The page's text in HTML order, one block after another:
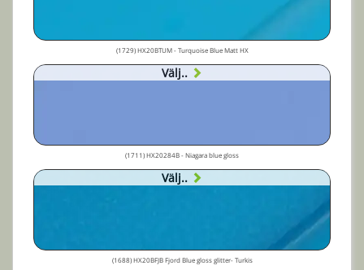
(1729) HX20BTUM - Turquoise Blue Matt HX
Välj..
(1711) HX20284B - Niagara blue gloss
Välj..
(1688) HX20BFJB Fjord Blue gloss glitter- Turkis